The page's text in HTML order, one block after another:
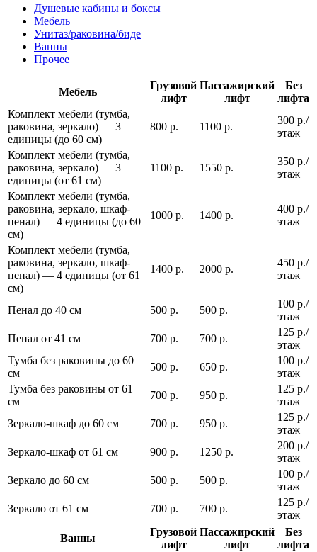
Душевые кабины и боксы
Мебель
Унитаз/раковина/биде
Ванны
Прочее
Мебель
Грузовой
лифт
Пассажирский
лифт
Без
лифта
Комплект мебели (тумба,
раковина, зеркало) — 3
единицы (до 60 см)
800 р. 1100 р.
300 р./
этаж
Комплект мебели (тумба,
раковина, зеркало) — 3
единицы (от 61 см)
1100 р. 1550 р.
350 р./
этаж
Комплект мебели (тумба,
раковина, зеркало, шкаф-
пенал) — 4 единицы (до 60
см)
1000 р. 1400 р.
400 р./
этаж
Комплект мебели (тумба,
раковина, зеркало, шкаф-
пенал) — 4 единицы (от 61
см)
1400 р. 2000 р.
450 р./
этаж
Пенал до 40 см 500 р. 500 р.
100 р./
этаж
Пенал от 41 см
700 р. 700 р.
125 р./
этаж
Тумба без раковины до 60
см
500 р. 650 р.
100 р./
этаж
Тумба без раковины от 61
см
700 р. 950 р.
125 р./
этаж
Зеркало-шкаф до 60 см
700 р. 950 р.
125 р./
этаж
Зеркало-шкаф от 61 см
900 р. 1250 р.
200 р./
этаж
Зеркало до 60 см
500 р. 500 р.
100 р./
этаж
Зеркало от 61 см
700 р. 700 р.
125 р./
этаж
Ванны
Грузовой
лифт
Пассажирский
лифт
Без
лифта